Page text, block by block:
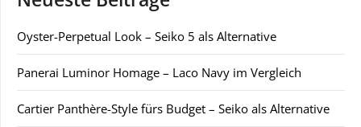
Oyster-Perpetual Look – Seiko 5 als Alternative
Panerai Luminor Homage – Laco Navy im Vergleich
Cartier Panthère-Style fürs Budget – Seiko als Alternative